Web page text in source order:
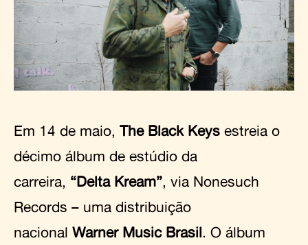
Em 14 de maio, The Black Keys estreia o
décimo álbum de estúdio da
carreira, “Delta Kream”, via Nonesuch
Records – uma distribuição
nacional Warner Music Brasil. O álbum